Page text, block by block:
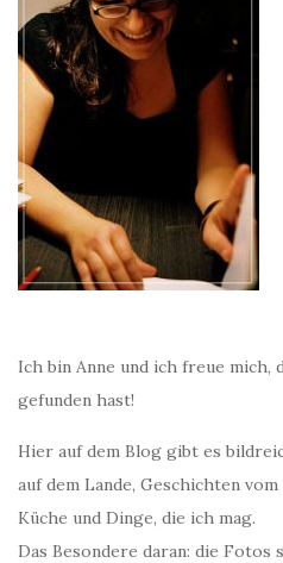
Ich bin Anne und ich freue mich,
gefunden hast!
Hier auf dem Blog gibt es
auf dem Lande, Geschichten
Küche und Dinge, die ich mag.
Das Besondere daran: die Fotos